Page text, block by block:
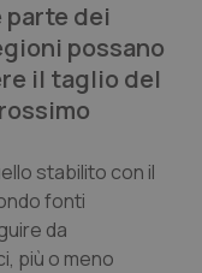
parte dei
possano
il taglio del
stabilito con il
fonti
da
più o meno